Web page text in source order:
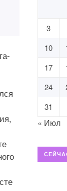
3
10
17
24
31
« Июл